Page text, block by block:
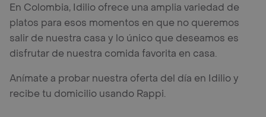
En Colombia, Idilio ofrece una amplia variedad de
platos para esos momentos en que no queremos
salir de nuestra casa y lo único que deseamos es
disfrutar de nuestra comida favorita en casa.
Anímate a probar nuestra oferta del día en Idilio y
recibe tu domicilio usando Rappi.